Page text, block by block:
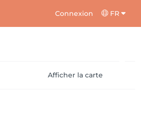
Connexion FR
Afficher la carte